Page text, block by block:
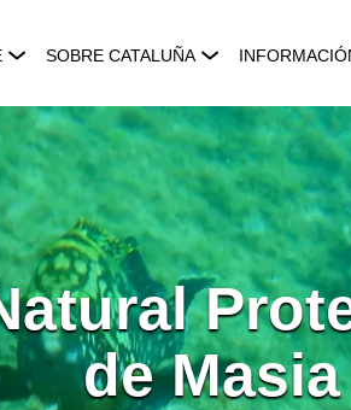
SOBRE CATALUÑA
de